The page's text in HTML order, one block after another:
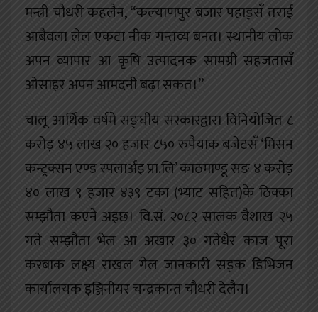
मन्त्री चौधरी कहलैन, “कल्याणपुर बजार पहाड़़सँ तराई
आबैवला लेल एकटा नीक गन्तव्य बनत। स्थानीय लोक
अपन व्यापार आ कृषि उत्पादनक सामग्री सहजतासँ
ओसाइर अपन आमदनी बढ़ा सकत।”
चालू आर्थिक वर्षमे सङ्घीय सरकारद्वारा विनियोजित ८
करोड़ ४५ लाख २० हजार ८५० रुपैयाक बजेटसँ ‘मिसन
कन्ट्रक्सन एण्ड स्पलार्अइ प्रा.लि’ काठमाण्डू सङ ४ करोड़
४० लाख ९ हजार ४३९ टका (भ्याट सहित)के ठिक्का
सम्झौता कएने अइछ। वि.सं. २०८२ सालक वैशाख २५
गते सम्झौता भेल आ अखार ३० गतेधैर काज पूरा
करबाक लक्ष्य राखल गेल जानकारी सड़क डिभिजन
कार्यालयक इञ्जिनीयर चन्द्रकान्त चौधरी देलैन।